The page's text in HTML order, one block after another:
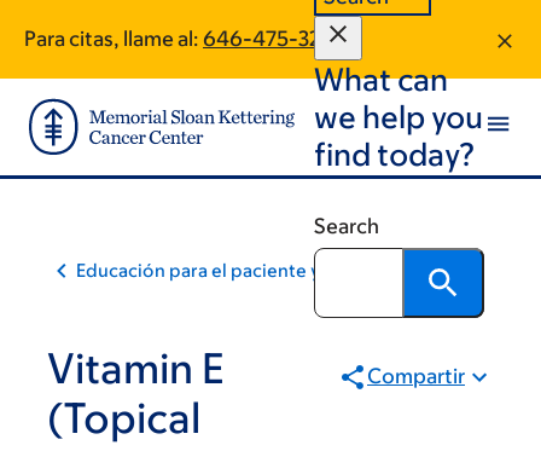
main
content
footer
Para citas, llame al: 646-475-3203
What can
we help you
find today?
Search
Educación para el paciente y la comunidad
Vitamin E
(Topical
Compartir